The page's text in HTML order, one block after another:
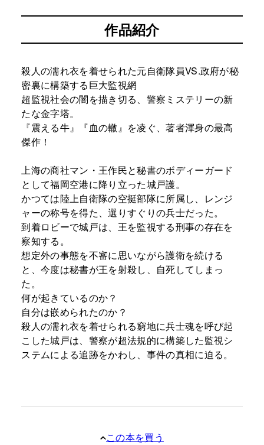
作品紹介
殺人の濡れ衣を着せられた元自衛隊員VS.政府が秘
密裏に構築する巨大監視網
超監視社会の闇を描き切る、警察ミステリーの新
たな金字塔。
『震える牛』『血の轍』を凌ぐ、著者渾身の最高
傑作！
上海の商社マン・王作民と秘書のボディーガード
として福岡空港に降り立った城戸護。
かつては陸上自衛隊の空挺部隊に所属し、レンジ
ャーの称号を得た、選りすぐりの兵士だった。
到着ロビーで城戸は、王を監視する刑事の存在を
察知する。
想定外の事態を不審に思いながら護衛を続ける
と、今度は秘書が王を射殺し、自死してしまっ
た。
何が起きているのか？
自分は嵌められたのか？
殺人の濡れ衣を着せられる窮地に兵士魂を呼び起
こした城戸は、警察が超法規的に構築した監視シ
ステムによる追跡をかわし、事件の真相に迫る。
この本を買う